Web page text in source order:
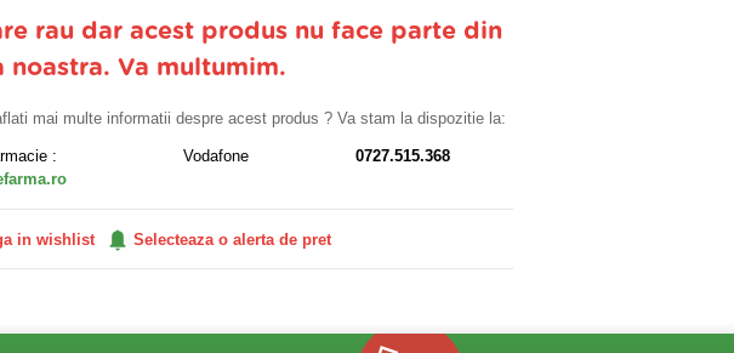
rau dar acest produs nu face parte din
noastra. Va multumim.
mai multe informatii despre acest produs ? Va stam la dispozitie la:
: Vodafone
0727.515.368
in wishlist Selecteaza o alerta de pret